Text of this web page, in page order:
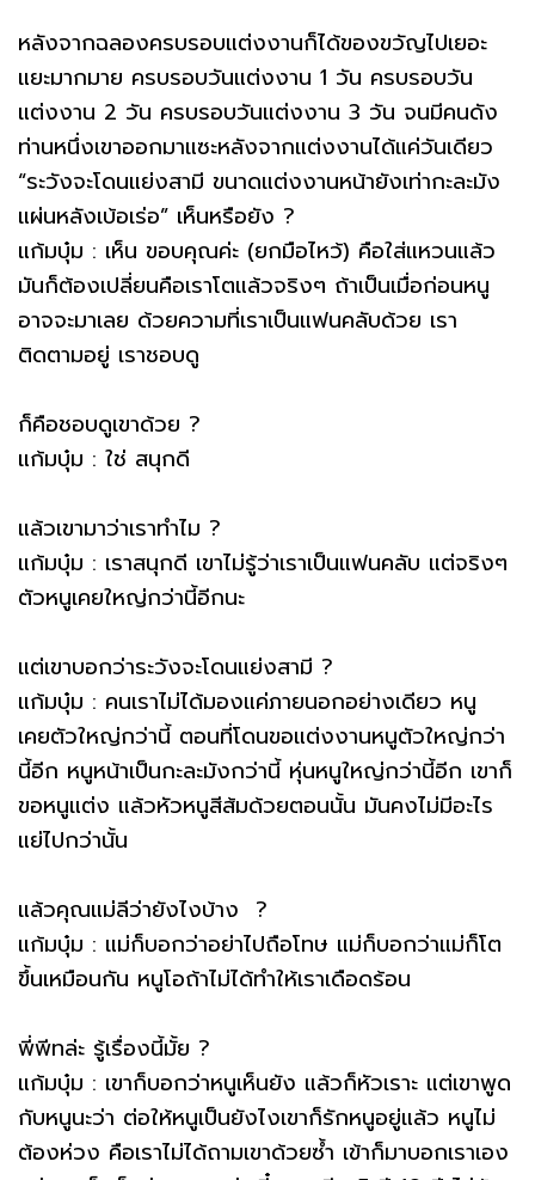
หลังจากฉลองครบรอบแต่งงานก็ได้ของขวัญไปเยอะ
แยะมากมาย ครบรอบวันแต่งงาน 1 วัน ครบรอบวัน
แต่งงาน 2 วัน ครบรอบวันแต่งงาน 3 วัน จนมีคนดัง
ท่านหนึ่งเขาออกมาแซะหลังจากแต่งงานได้แค่วันเดียว
“ระวังจะโดนแย่งสามี ขนาดแต่งงานหน้ายังเท่ากะละมัง
แผ่นหลังเบ้อเร่อ” เห็นหรือยัง ?
แก้มบุ๋ม : เห็น ขอบคุณค่ะ (ยกมือไหว้) คือใส่แหวนแล้ว
มันก็ต้องเปลี่ยนคือเราโตแล้วจริงๆ ถ้าเป็นเมื่อก่อนหนู
อาจจะมาเลย ด้วยความที่เราเป็นแฟนคลับด้วย เรา
ติดตามอยู่ เราชอบดู
ก็คือชอบดูเขาด้วย ?
แก้มบุ๋ม : ใช่ สนุกดี
แล้วเขามาว่าเราทำไม ?
แก้มบุ๋ม : เราสนุกดี เขาไม่รู้ว่าเราเป็นแฟนคลับ แต่จริงๆ
ตัวหนูเคยใหญ่กว่านี้อีกนะ
แต่เขาบอกว่าระวังจะโดนแย่งสามี ?
แก้มบุ๋ม : คนเราไม่ได้มองแค่ภายนอกอย่างเดียว หนู
เคยตัวใหญ่กว่านี้ ตอนที่โดนขอแต่งงานหนูตัวใหญ่กว่า
นี้อีก หนูหน้าเป็นกะละมังกว่านี้ หุ่นหนูใหญ่กว่านี้อีก เขาก็
ขอหนูแต่ง แล้วหัวหนูสีส้มด้วยตอนนั้น มันคงไม่มีอะไร
แย่ไปกว่านั้น
แล้วคุณแม่ลีว่ายังไงบ้าง ?
แก้มบุ๋ม : แม่ก็บอกว่าอย่าไปถือโทษ แม่ก็บอกว่าแม่ก็โต
ขึ้นเหมือนกัน หนูโอถ้าไม่ได้ทำให้เราเดือดร้อน
พี่พีทล่ะ รู้เรื่องนี้มั้ย ?
แก้มบุ๋ม : เขาก็บอกว่าหนูเห็นยัง แล้วก็หัวเราะ แต่เขาพูด
กับหนูนะว่า ต่อให้หนูเป็นยังไงเขาก็รักหนูอยู่แล้ว หนูไม่
ต้องห่วง คือเราไม่ได้ถามเขาด้วยซ้ำ เข้าก็มาบอกเราเอง